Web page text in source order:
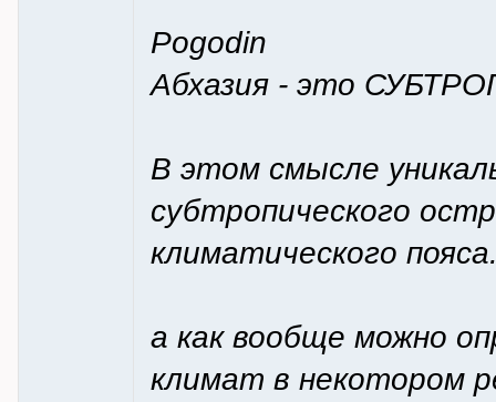
Pogodin
Абхазия - это
В этом смысле
субтропического
климатического
а как вообще можно
климат в некотором